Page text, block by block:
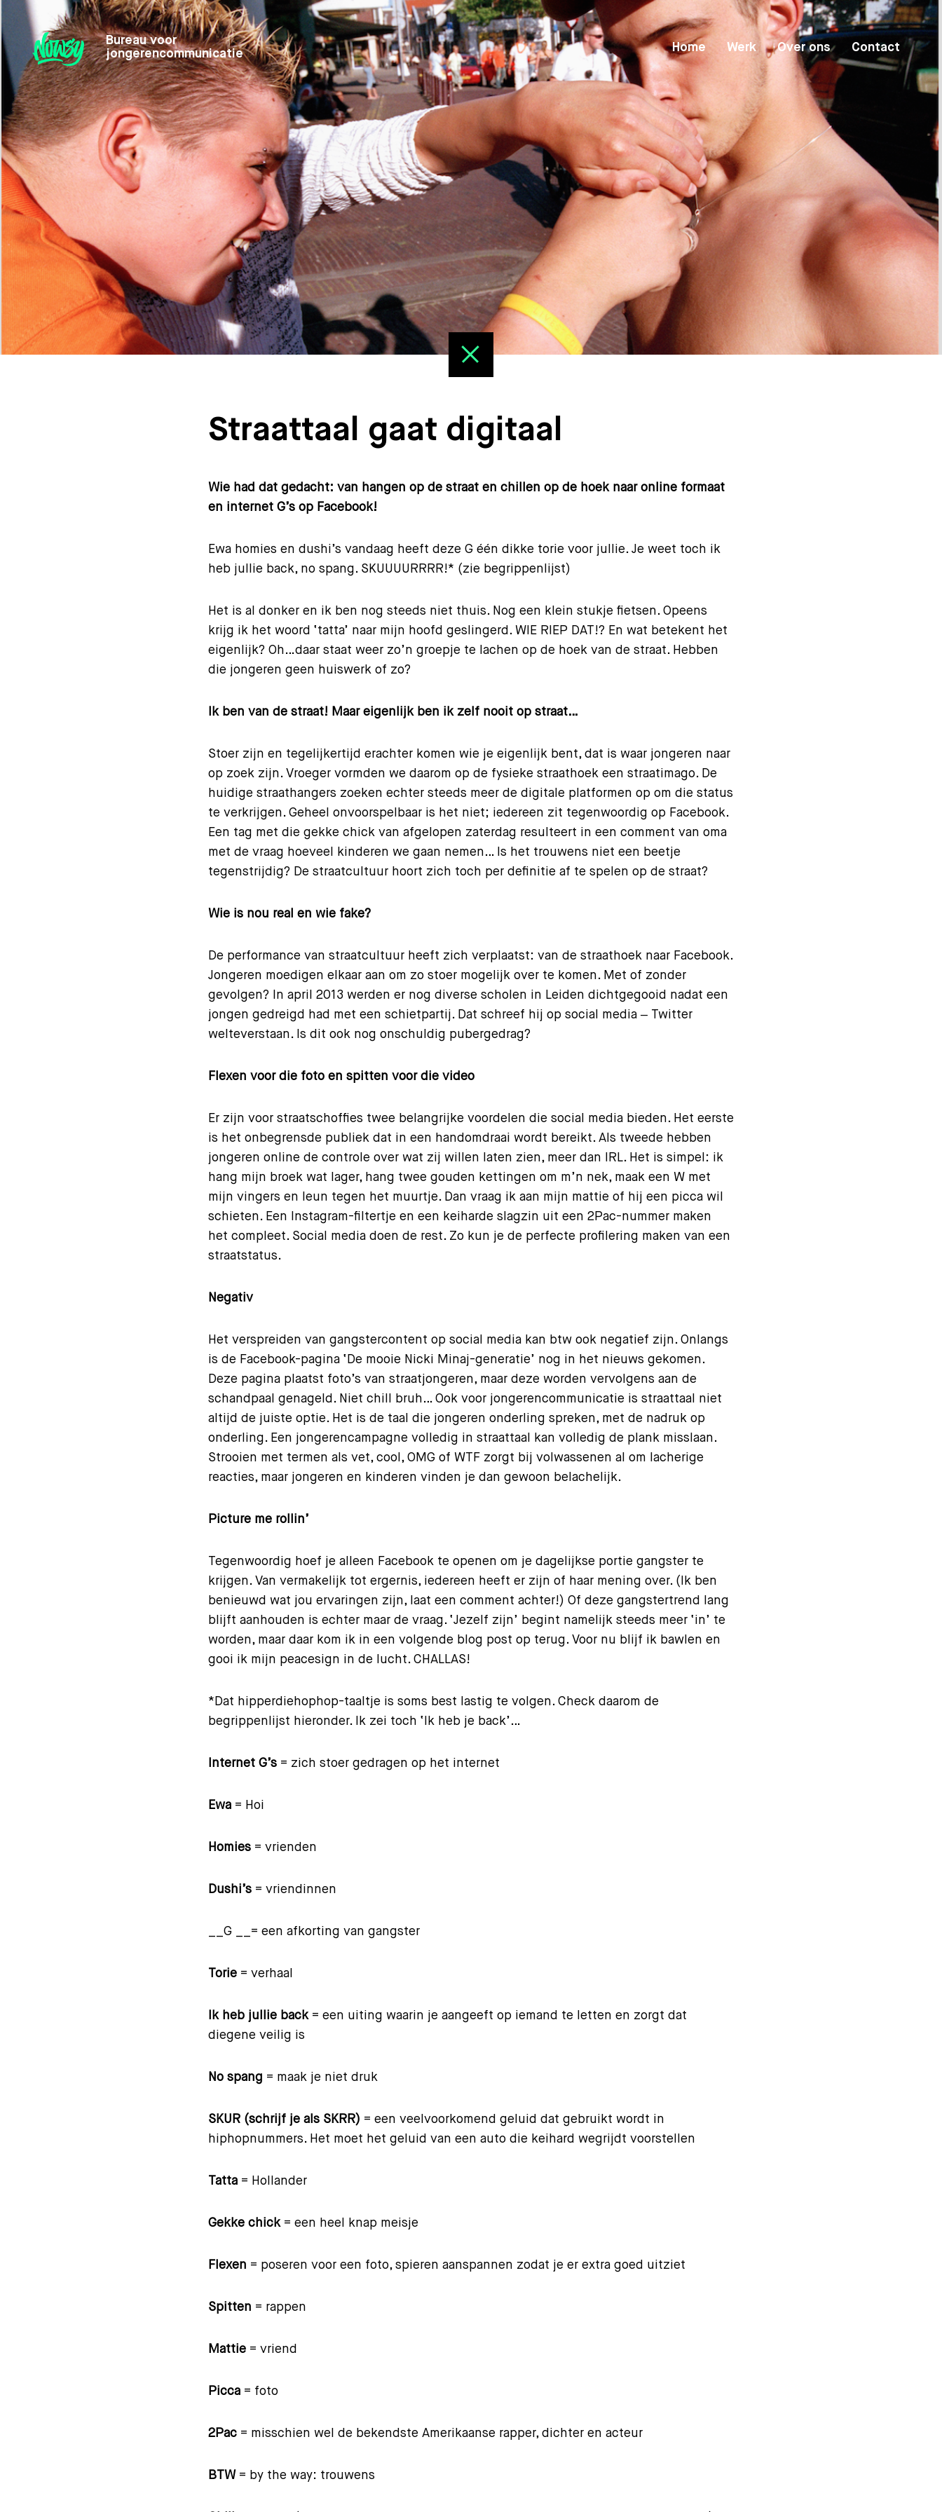
Bureau voor
jongerencommunicatie
Home Werk Over ons Contact
Straattaal gaat digitaal
Wie had dat gedacht: van hangen op de straat en chillen op de hoek naar online formaat
en internet G’s op Facebook!
Ewa homies en dushi’s vandaag heeft deze G één dikke torie voor jullie. Je weet toch ik
heb jullie back, no spang. SKUUUURRRR!* (zie begrippenlijst)
Het is al donker en ik ben nog steeds niet thuis. Nog een klein stukje fietsen. Opeens
krijg ik het woord ‘tatta’ naar mijn hoofd geslingerd. WIE RIEP DAT!? En wat betekent het
eigenlijk? Oh…daar staat weer zo’n groepje te lachen op de hoek van de straat. Hebben
die jongeren geen huiswerk of zo?
Ik ben van de straat! Maar eigenlijk ben ik zelf nooit op straat…
Stoer zijn en tegelijkertijd erachter komen wie je eigenlijk bent, dat is waar jongeren naar
op zoek zijn. Vroeger vormden we daarom op de fysieke straathoek een straatimago. De
huidige straathangers zoeken echter steeds meer de digitale platformen op om die status
te verkrijgen. Geheel onvoorspelbaar is het niet; iedereen zit tegenwoordig op Facebook.
Een tag met die gekke chick van afgelopen zaterdag resulteert in een comment van oma
met de vraag hoeveel kinderen we gaan nemen… Is het trouwens niet een beetje
tegenstrijdig? De straatcultuur hoort zich toch per definitie af te spelen op de straat?
Wie is nou real en wie fake?
De performance van straatcultuur heeft zich verplaatst: van de straathoek naar Facebook.
Jongeren moedigen elkaar aan om zo stoer mogelijk over te komen. Met of zonder
gevolgen? In april 2013 werden er nog diverse scholen in Leiden dichtgegooid nadat een
jongen gedreigd had met een schietpartij. Dat schreef hij op social media ‒ Twitter
welteverstaan. Is dit ook nog onschuldig pubergedrag?
Flexen voor die foto en spitten voor die video
Er zijn voor straatschoffies twee belangrijke voordelen die social media bieden. Het eerste
is het onbegrensde publiek dat in een handomdraai wordt bereikt. Als tweede hebben
jongeren online de controle over wat zij willen laten zien, meer dan IRL. Het is simpel: ik
hang mijn broek wat lager, hang twee gouden kettingen om m’n nek, maak een W met
mijn vingers en leun tegen het muurtje. Dan vraag ik aan mijn mattie of hij een picca wil
schieten. Een Instagram-filtertje en een keiharde slagzin uit een 2Pac-nummer maken
het compleet. Social media doen de rest. Zo kun je de perfecte profilering maken van een
straatstatus.
Negativ
Het verspreiden van gangstercontent op social media kan btw ook negatief zijn. Onlangs
is de Facebook-pagina ‘De mooie Nicki Minaj-generatie’ nog in het nieuws gekomen.
Deze pagina plaatst foto’s van straatjongeren, maar deze worden vervolgens aan de
schandpaal genageld. Niet chill bruh… Ook voor jongerencommunicatie is straattaal niet
altijd de juiste optie. Het is de taal die jongeren onderling spreken, met de nadruk op
onderling. Een jongerencampagne volledig in straattaal kan volledig de plank misslaan.
Strooien met termen als vet, cool, OMG of WTF zorgt bij volwassenen al om lacherige
reacties, maar jongeren en kinderen vinden je dan gewoon belachelijk.
Picture me rollin’
Tegenwoordig hoef je alleen Facebook te openen om je dagelijkse portie gangster te
krijgen. Van vermakelijk tot ergernis, iedereen heeft er zijn of haar mening over. (Ik ben
benieuwd wat jou ervaringen zijn, laat een comment achter!) Of deze gangstertrend lang
blijft aanhouden is echter maar de vraag. ‘Jezelf zijn’ begint namelijk steeds meer ‘in’ te
worden, maar daar kom ik in een volgende blog post op terug. Voor nu blijf ik bawlen en
gooi ik mijn peacesign in de lucht. CHALLAS!
*Dat hipperdiehophop-taaltje is soms best lastig te volgen. Check daarom de
begrippenlijst hieronder. Ik zei toch ‘Ik heb je back’…
Internet G’s = zich stoer gedragen op het internet
Ewa = Hoi
Homies = vrienden
Dushi’s = vriendinnen
__G __= een afkorting van gangster
Torie = verhaal
Ik heb jullie back= een uiting waarin je aangeeft op iemand te letten en zorgt dat
diegene veilig is
No spang = maak je niet druk
SKUR (schrijf je als SKRR) = een veelvoorkomend geluid dat gebruikt wordt in
hiphopnummers. Het moet het geluid van een auto die keihard wegrijdt voorstellen
Tatta = Hollander
Gekke chick= een heel knap meisje
Flexen = poseren voor een foto, spieren aanspannen zodat je er extra goed uitziet
Spitten = rappen
Mattie = vriend
Picca = foto
2Pac = misschien wel de bekendste Amerikaanse rapper, dichter en acteur
BTW = by the way: trouwens